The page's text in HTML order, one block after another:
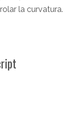
la curvatura.